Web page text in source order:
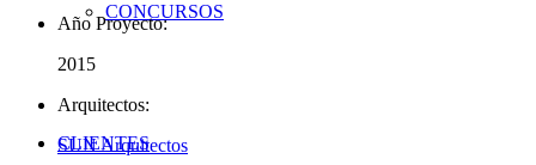
CONCURSOS
CLIENTES
Año Proyecto:
2015
Arquitectos:
SUN Arquitectos